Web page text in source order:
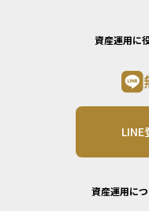
資産運用に
LINE
資産運用に